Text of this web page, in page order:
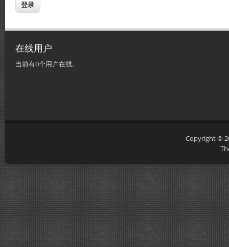
在线用户
当前有0个用户在线。
Copyright ©